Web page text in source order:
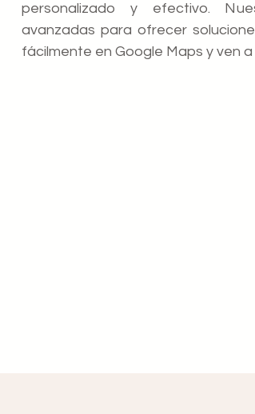
personalizado y efectivo.
avanzadas para ofrecer
fácilmente en Google Maps y ven a